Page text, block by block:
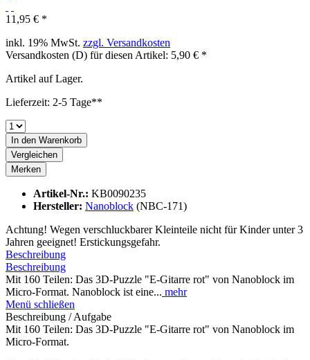
11,95 € *
inkl. 19% MwSt. zzgl. Versandkosten
Versandkosten (D) für diesen Artikel: 5,90 € *
Artikel auf Lager.
Lieferzeit: 2-5 Tage**
In den Warenkorb
Vergleichen
Merken
Artikel-Nr.: KB0090235
Hersteller: Nanoblock (NBC-171)
Achtung! Wegen verschluckbarer Kleinteile nicht für Kinder unter 3
Jahren geeignet! Erstickungsgefahr.
Beschreibung
Beschreibung
Mit 160 Teilen: Das 3D-Puzzle "E-Gitarre rot" von Nanoblock im
Micro-Format. Nanoblock ist eine... mehr
Menü schließen
Beschreibung / Aufgabe
Mit 160 Teilen: Das 3D-Puzzle "E-Gitarre rot" von Nanoblock im
Micro-Format.